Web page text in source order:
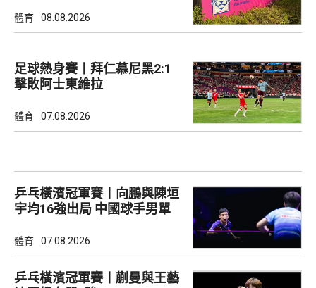
體育 08.08.2026
足球熱身賽丨拜仁慕尼黑2:1
擊敗阿士東維拉
體育 07.08.2026
乒乓橫濱冠軍賽丨向鵬與陳垣
宇均16強出局 中國球手男單
體育 07.08.2026
乒乓橫濱冠軍賽丨蒯曼與王藝